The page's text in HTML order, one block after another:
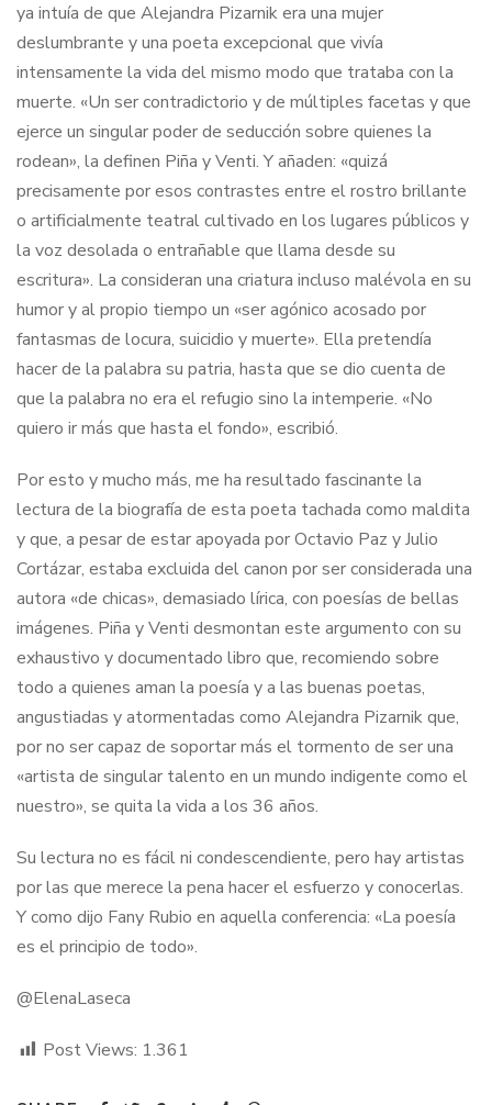
ya intuía de que Alejandra Pizarnik era una mujer
deslumbrante y una poeta excepcional que vivía
intensamente la vida del mismo modo que trataba con la
muerte. «Un ser contradictorio y de múltiples facetas y que
ejerce un singular poder de seducción sobre quienes la
rodean», la definen Piña y Venti. Y añaden: «quizá
precisamente por esos contrastes entre el rostro brillante
o artificialmente teatral cultivado en los lugares públicos y
la voz desolada o entrañable que llama desde su
escritura». La consideran una criatura incluso malévola en su
humor y al propio tiempo un «ser agónico acosado por
fantasmas de locura, suicidio y muerte». Ella pretendía
hacer de la palabra su patria, hasta que se dio cuenta de
que la palabra no era el refugio sino la intemperie. «No
quiero ir más que hasta el fondo», escribió.
Por esto y mucho más, me ha resultado fascinante la
lectura de la biografía de esta poeta tachada como maldita
y que, a pesar de estar apoyada por Octavio Paz y Julio
Cortázar, estaba excluida del canon por ser considerada una
autora «de chicas», demasiado lírica, con poesías de bellas
imágenes. Piña y Venti desmontan este argumento con su
exhaustivo y documentado libro que, recomiendo sobre
todo a quienes aman la poesía y a las buenas poetas,
angustiadas y atormentadas como Alejandra Pizarnik que,
por no ser capaz de soportar más el tormento de ser una
«artista de singular talento en un mundo indigente como el
nuestro», se quita la vida a los 36 años.
Su lectura no es fácil ni condescendiente, pero hay artistas
por las que merece la pena hacer el esfuerzo y conocerlas.
Y como dijo Fany Rubio en aquella conferencia: «La poesía
es el principio de todo».
@ElenaLaseca
Post Views: 1.361